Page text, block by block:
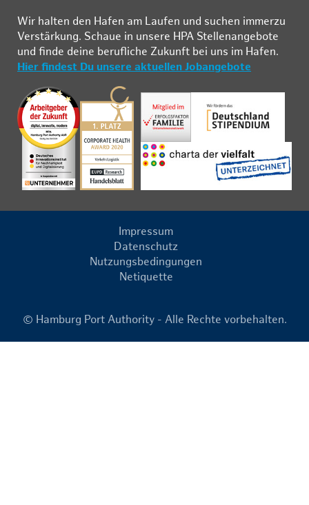
Wir hal­ten den Ha­fen am Lau­fen und su­chen im­mer­zu
Ver­stär­kung. Schau­e in un­se­re HPA Stel­len­an­ge­bo­te
und fin­de deine be­ruf­li­che Zu­kunft bei uns im Ha­fen.
Hier findest Du unsere aktuellen Jobangebote
Impressum
Datenschutz
Nutzungsbedingungen
Netiquette
© Hamburg Port Authority - Alle Rechte vorbehalten.